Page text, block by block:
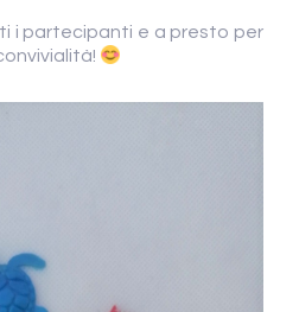
i partecipanti e a presto per